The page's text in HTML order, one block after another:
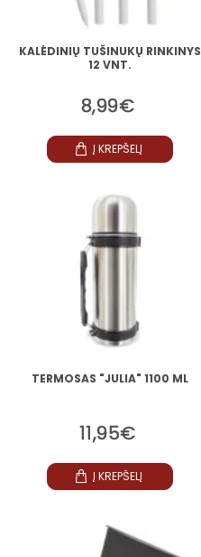
KALĖDINIŲ TUŠINUKŲ RINKINYS
12 VNT.
8,99€
Į KREPŠELĮ
TERMOSAS "JULIA" 1100 ML
11,95€
Į KREPŠELĮ